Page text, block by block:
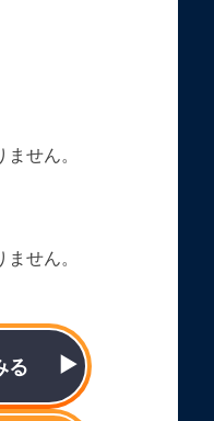
せん。
せん。
る